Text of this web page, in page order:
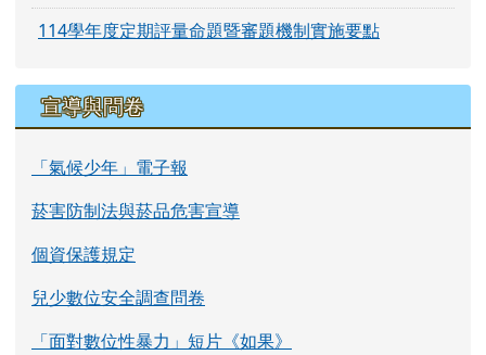
114學年度定期評量命題暨審題機制實施要點
宣導與問卷
「氣候少年」電子報
菸害防制法與菸品危害宣導
個資保護規定
兒少數位安全調查問卷
「面對數位性暴力」短片《如果》